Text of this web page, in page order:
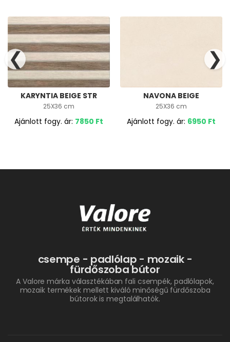
KARYNTIA BEIGE STR
25X36 cm
Ajánlott fogy. ár: 7850 Ft
NAVONA BEIGE
25X36 cm
Ajánlott fogy. ár: 6950 Ft
❮ ❯
csempe - padlólap - mozaik -
fürdőszoba bútor
A Valore márka választékában fali csempék, padlólapok,
mozaik termékek mellett kiváló minőségű fürdőszoba
bútorok is megtalálhatók.